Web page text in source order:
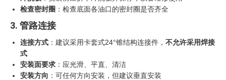
检查密封圈 ：检查底面各油口的密封圈是否齐全
3. 管路连接
连接方式 ：建议采用卡套式24°锥结构连接件， 不允许采用焊接
式
安装面要求 ：应光滑、平直、清洁
安装方向 ：可任何方向安装，但建议垂直安装